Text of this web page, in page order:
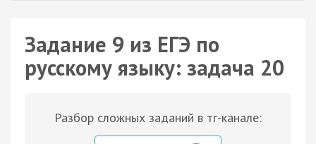
Задание 9 из ЕГЭ по
русскому языку: задача 20
Разбор сложных заданий в тг-канале: